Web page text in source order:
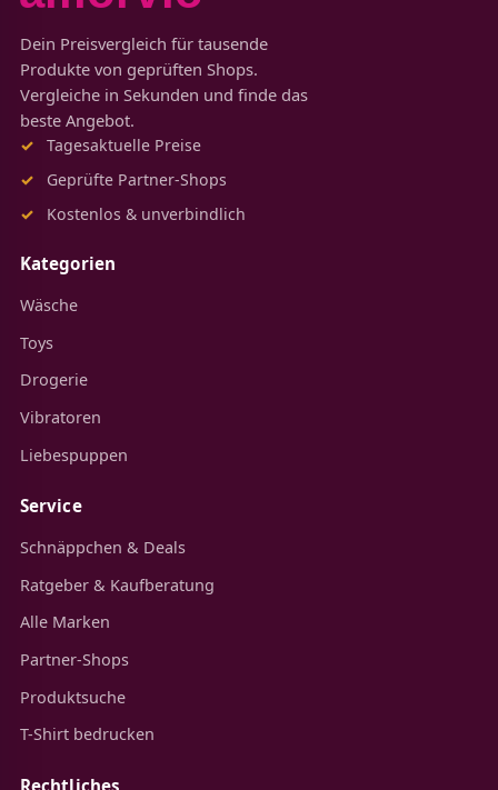
Dein Preisvergleich für tausende
Produkte von geprüften Shops.
Vergleiche in Sekunden und finde das
beste Angebot.
Tagesaktuelle Preise
Geprüfte Partner-Shops
Kostenlos & unverbindlich
Kategorien
Wäsche
Toys
Drogerie
Vibratoren
Liebespuppen
Service
Schnäppchen & Deals
Ratgeber & Kaufberatung
Alle Marken
Partner-Shops
Produktsuche
T-Shirt bedrucken
Rechtliches